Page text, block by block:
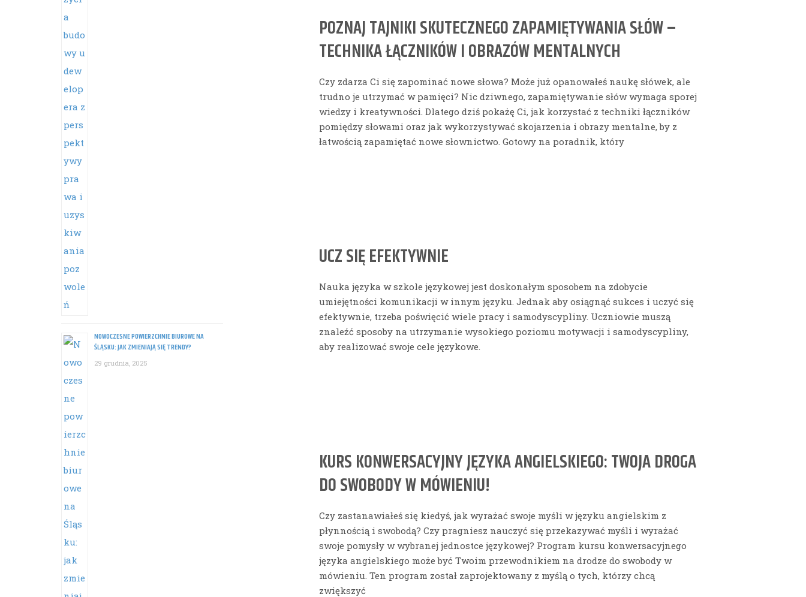
NOWOCZESNE POWIERZCHNIE BIUROWE NA
ŚLĄSKU: JAK ZMIENIAJĄ SIĘ TRENDY?
29 grudnia, 2025
POZNAJ TAJNIKI SKUTECZNEGO ZAPAMIĘTYWANIA SŁÓW –
TECHNIKA ŁĄCZNIKÓW I OBRAZÓW MENTALNYCH
Czy zdarza Ci się zapominać nowe słowa? Może już opanowałeś naukę słówek, ale
trudno je utrzymać w pamięci? Nic dziwnego, zapamiętywanie słów wymaga sporej
wiedzy i kreatywności. Dlatego dziś pokażę Ci, jak korzystać z techniki łączników
pomiędzy słowami oraz jak wykorzystywać skojarzenia i obrazy mentalne, by z
łatwością zapamiętać nowe słownictwo. Gotowy na poradnik, który
UCZ SIĘ EFEKTYWNIE
Nauka języka w szkole językowej jest doskonałym sposobem na zdobycie
umiejętności komunikacji w innym języku. Jednak aby osiągnąć sukces i uczyć się
efektywnie, trzeba poświęcić wiele pracy i samodyscypliny. Uczniowie muszą
znaleźć sposoby na utrzymanie wysokiego poziomu motywacji i samodyscypliny,
aby realizować swoje cele językowe.
KURS KONWERSACYJNY JĘZYKA ANGIELSKIEGO: TWOJA DROGA
DO SWOBODY W MÓWIENIU!
Czy zastanawiałeś się kiedyś, jak wyrażać swoje myśli w języku angielskim z
płynnością i swobodą? Czy pragniesz nauczyć się przekazywać myśli i wyrażać
swoje pomysły w wybranej jednostce językowej? Program kursu konwersacyjnego
języka angielskiego może być Twoim przewodnikiem na drodze do swobody w
mówieniu. Ten program został zaprojektowany z myślą o tych, którzy chcą
zwiększyć